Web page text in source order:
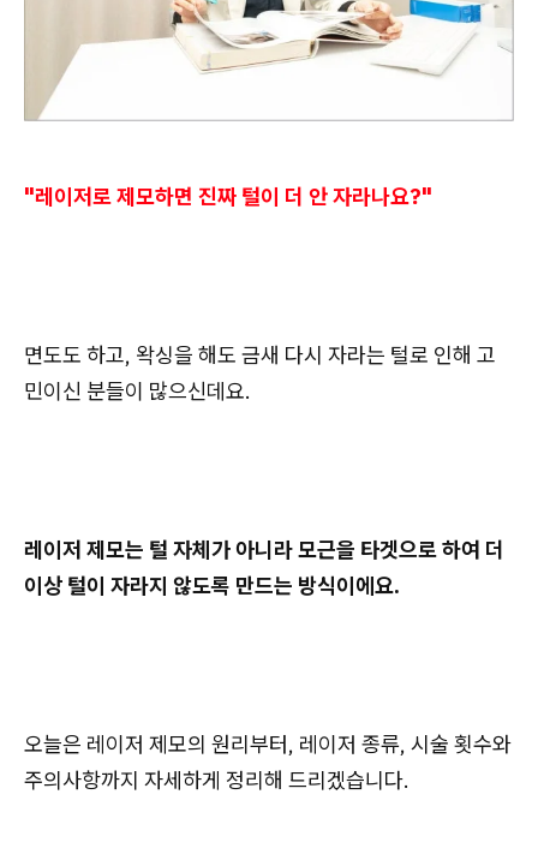
"레이저로 제모하면 진짜 털이 더 안 자라나요?"
면도도 하고, 왁싱을 해도 금새 다시 자라는 털로 인해 고
민이신 분들이 많으신데요.
레이저 제모는 털 자체가 아니라 모근을 타겟으로 하여 더
이상 털이 자라지 않도록 만드는 방식이에요.
오늘은 레이저 제모의 원리부터, 레이저 종류, 시술 횟수와
주의사항까지 자세하게 정리해 드리겠습니다.